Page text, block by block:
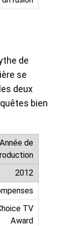
de
se
deux
bien
Année de
2012
TV
Award